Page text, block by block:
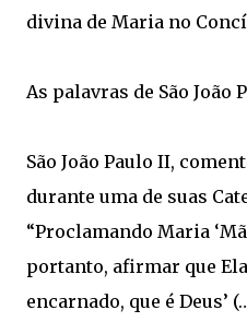
divina de Maria no
As palavras de São João
São João Paulo II,
durante uma de suas
“Proclamando Maria
portanto, afirmar que Ela
encarnado, que é Deus’